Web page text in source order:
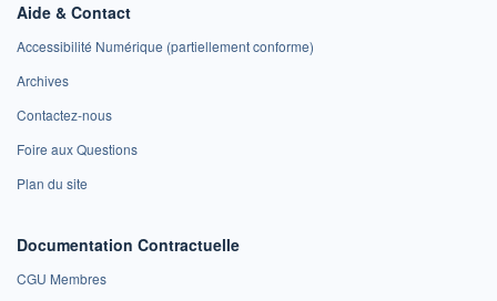
Aide & Contact
Accessibilité Numérique (partiellement conforme)
Archives
Contactez-nous
Foire aux Questions
Plan du site
Documentation Contractuelle
CGU Membres